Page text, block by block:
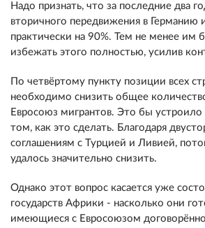
Надо признать, что за последние два
вторичного передвижения в Германию
практически на 90%. Тем не менее им
избежать этого полностью, усилив
По четвёртому пункту позиции всех
необходимо снизить общее
Евросоюз мигрантов. Это бы устроило
том, как это сделать. Благодаря
соглашениям с Турцией и Ливией,
удалось значительно снизить.
Однако этот вопрос касается уже
государств Африки - насколько они
имеющиеся с Евросоюзом